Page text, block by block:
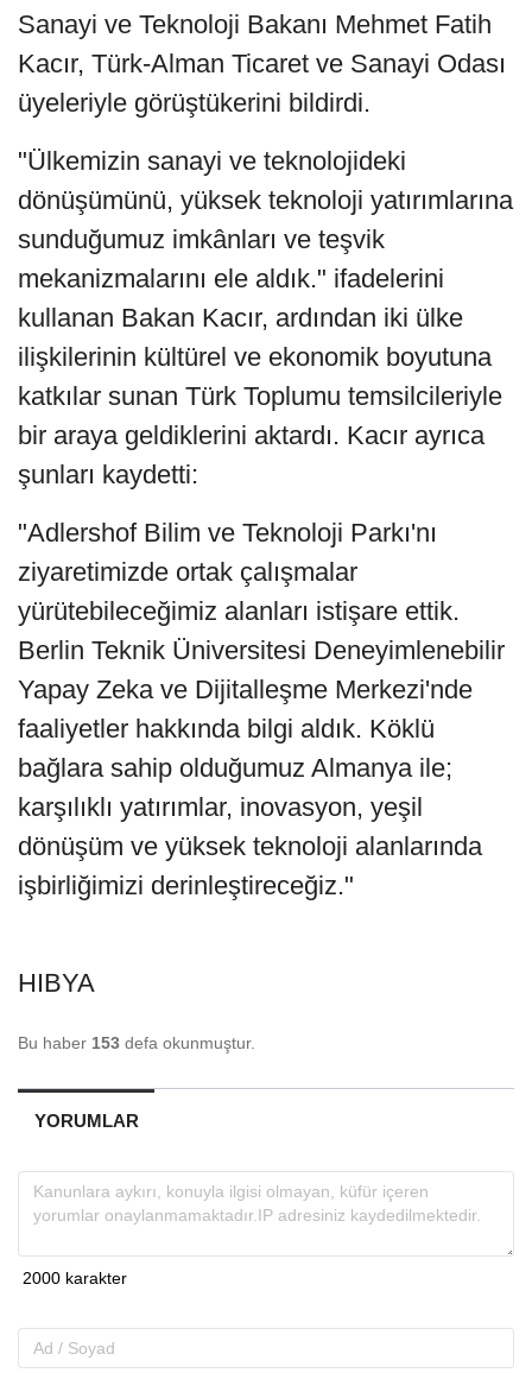
Sanayi ve Teknoloji Bakanı Mehmet Fatih
Kacır, Türk-Alman Ticaret ve Sanayi Odası
üyeleriyle görüştükerini bildirdi.
"Ülkemizin sanayi ve teknolojideki
dönüşümünü, yüksek teknoloji yatırımlarına
sunduğumuz imkânları ve teşvik
mekanizmalarını ele aldık." ifadelerini
kullanan Bakan Kacır, ardından iki ülke
ilişkilerinin kültürel ve ekonomik boyutuna
katkılar sunan Türk Toplumu temsilcileriyle
bir araya geldiklerini aktardı. Kacır ayrıca
şunları kaydetti:
"Adlershof Bilim ve Teknoloji Parkı'nı
ziyaretimizde ortak çalışmalar
yürütebileceğimiz alanları istişare ettik.
Berlin Teknik Üniversitesi Deneyimlenebilir
Yapay Zeka ve Dijitalleşme Merkezi'nde
faaliyetler hakkında bilgi aldık. Köklü
bağlara sahip olduğumuz Almanya ile;
karşılıklı yatırımlar, inovasyon, yeşil
dönüşüm ve yüksek teknoloji alanlarında
işbirliğimizi derinleştireceğiz."
HIBYA
Bu haber 153 defa okunmuştur.
YORUMLAR